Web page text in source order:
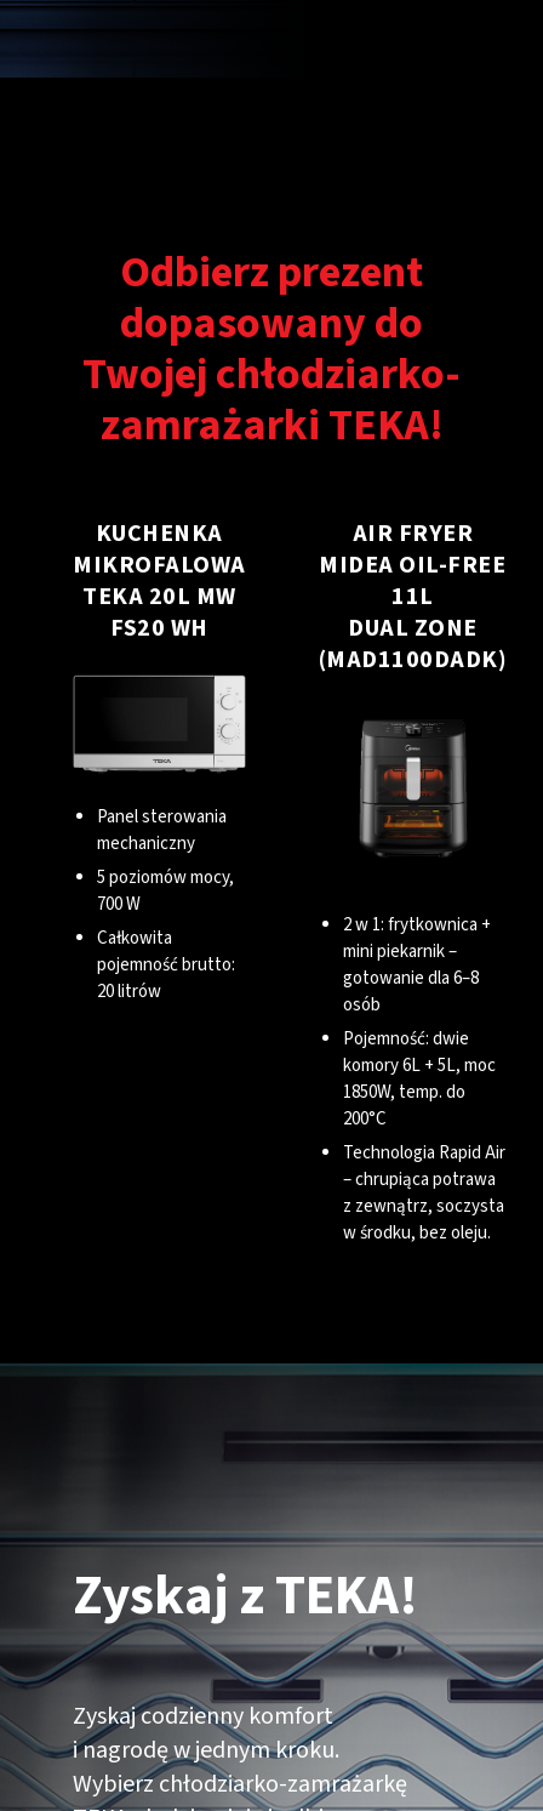
Odbierz prezent
dopasowany do
Twojej chłodziarko-
zamrażarki TEKA!
KUCHENKA
MIKROFALOWA
TEKA 20L MW
FS20 WH
Panel sterowania
mechaniczny
5 poziomów mocy,
700 W
Całkowita
pojemność brutto:
20 litrów
AIR FRYER
MIDEA OIL-FREE
11L
DUAL ZONE
(MAD1100DADK)
2 w 1: frytkownica +
mini piekarnik –
gotowanie dla 6–8
osób
Pojemność: dwie
komory 6L + 5L, moc
1850W, temp. do
200°C
Technologia Rapid Air
– chrupiąca potrawa
z zewnątrz, soczysta
w środku, bez oleju.
Zyskaj z TEKA!
Zyskaj codzienny komfort
i nagrodę w jednym kroku.
Wybierz chłodziarko-zamrażarkę